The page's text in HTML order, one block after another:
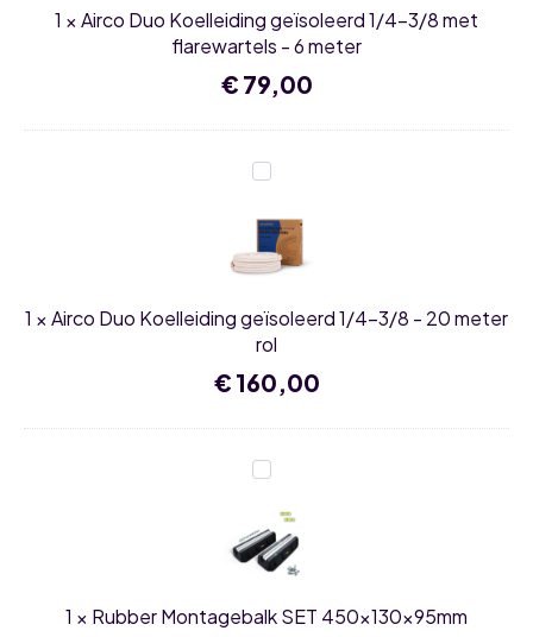
-
6
meter
1 ×Airco Duo Koelleiding geïsoleerd 1/4-3/8 met
flarewartels - 6 meter
€ 79,00
Airco
Duo
geïsoleerd
1/4-
3/8
meter
rol
1 ×Airco Duo Koelleiding geïsoleerd 1/4-3/8 - 20 meter
rol
€ 160,00
Rubber
Montagebalk
SET
450x130x95mm
1 × Rubber Montagebalk SET 450x130x95mm